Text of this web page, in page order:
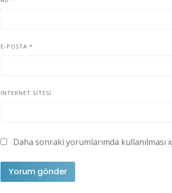
E-POSTA *
İNTERNET SITESI
Daha sonraki yorumlarımda kullanılması